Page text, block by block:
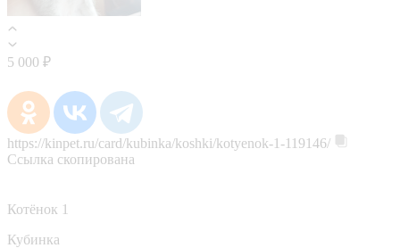
5 000 ₽
https://kinpet.ru/card/kubinka/koshki/kotyenok-1-119146/
Ссылка скопирована
Котёнок 1
Кубинка